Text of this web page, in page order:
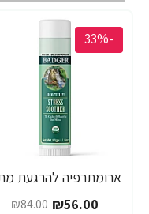
-33%
₪56.00
₪84.00